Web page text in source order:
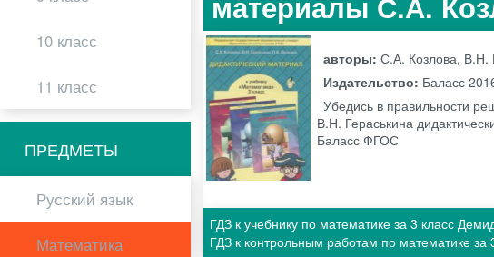
10 класс
11 класс
ПРЕДМЕТЫ
Русский язык
Математика
авторы:С.А. Козлова, В.Н.
Издательство: Баласс
Убедись в правильности
В.Н. Гераськина
Баласс ФГОС
ГДЗ к учебнику по математике за 3 класс
ГДЗ к контрольным работам по математике